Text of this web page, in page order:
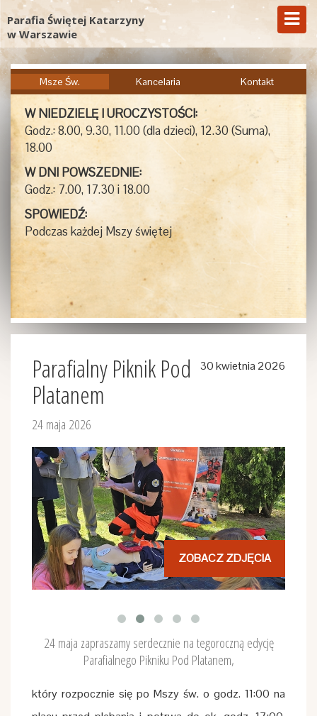
Parafia Świętej Katarzyny
w Warszawie
Msze Św. Kancelaria Kontakt
W NIEDZIELĘ I UROCZYSTOŚCI:
Godz.: 8.00, 9.30, 11.00 (dla dzieci), 12.30 (Suma),
18.00
W DNI POWSZEDNIE:
Godz.: 7.00, 17.30 i 18.00
SPOWIEDŹ:
Podczas każdej Mszy świętej
30 kwietnia 2026
Parafialny Piknik Pod
Platanem
24 maja 2026
ZOBACZ ZDJĘCIA
24 maja zapraszamy serdecznie na tegoroczną edycję
Parafialnego Pikniku Pod Platanem,
który rozpocznie się po Mszy św. o godz. 11:00 na